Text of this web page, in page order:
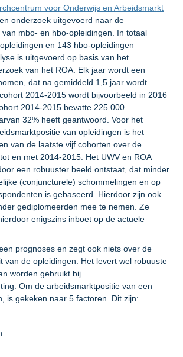
voor Onderwijs en Arbeidsmarkt
onderzoek uitgevoerd naar de
mbo- en hbo-opleidingen. In totaal
en 143 hbo-opleidingen
is uitgevoerd op basis van het
van het ROA. Elk jaar wordt een
dat na gemiddeld 1,5 jaar wordt
2014-2015 wordt bijvoorbeeld in 2016
2014-2015 bevatte 225.000
32% heeft geantwoord. Voor het
van opleidingen is het
van de laatste vijf cohorten over de
en met 2014-2015. Het UWV en ROA
een robuuster beeld ontstaat, dat minder
(conjuncturele) schommelingen en op
is gebaseerd. Hierdoor zijn ook
gediplomeerden mee te nemen. Ze
enigszins inboet op de actuele
prognoses en zegt ook niets over de
van de opleidingen. Het levert wel robuuste
worden gebruikt bij
Om de arbeidsmarktpositie van een
is gekeken naar 5 factoren. Dit zijn: